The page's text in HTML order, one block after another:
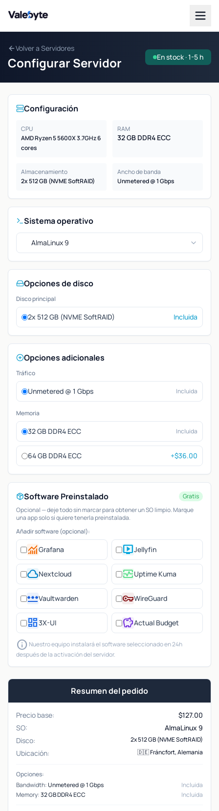
Valebyte
Volver a Servidores
Configurar Servidor En stock · 1-5 h
Configuración
CPU
AMD Ryzen 5 5600X 3.7GHz 6
cores
RAM
32 GB DDR4 ECC
Almacenamiento
2x 512 GB (NVME SoftRAID)
Ancho de banda
Unmetered @ 1 Gbps
Sistema operativo
AlmaLinux 9
Opciones de disco
Disco principal
2x 512 GB (NVME SoftRAID) Incluida
Opciones adicionales
Tráfico
Unmetered @ 1 Gbps Incluida
Memoria
32 GB DDR4 ECC Incluida
64 GB DDR4 ECC +$36.00
Software Preinstalado
Gratis
Opcional — deje todo sin marcar para obtener un SO limpio. Marque
una app solo si quiere tenerla preinstalada.
Añadir software (opcional):
monitoringGrafana live_tvJellyfin
cloudNextcloud monitor_heartUptime Kuma
passwordVaultwarden vpn_keyWireGuard
dashboard3X-UI savingsActual Budget
info Nuestro equipo instalará el software seleccionado en 24h
después de la activación del servidor.
Resumen del pedido
Precio base: $127.00
SO:
AlmaLinux 9
Disco:
2x 512 GB (NVME SoftRAID)
Ubicación: 🇩🇪 Fráncfort, Alemania
Opciones:
Bandwidth:Unmetered @ 1 Gbps
Incluida
Memory:32 GB DDR4 ECC Incluida